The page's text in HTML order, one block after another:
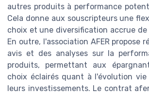
autres produits à performance
Cela donne aux souscripteurs une
choix et une diversification accrue
En outre, l'association AFER propose
avis et des analyses sur la
produits, permettant aux
choix éclairés quant à l'évolution
leurs investissements. Le contrat